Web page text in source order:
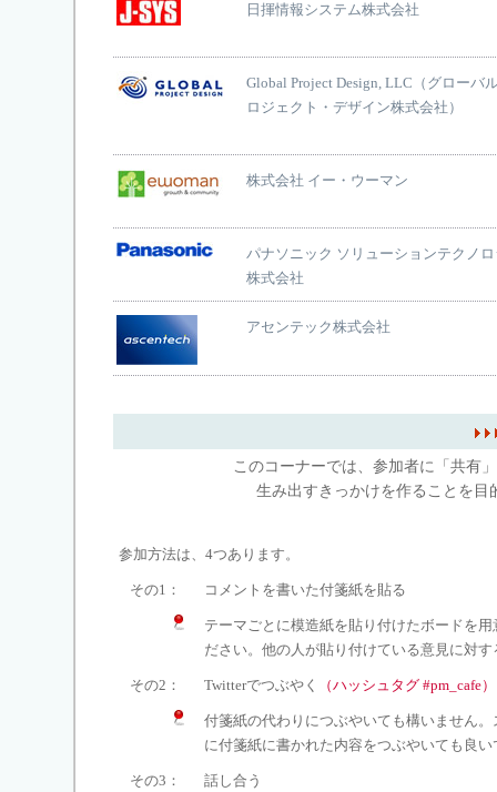
日揮情報システム株式会社
Global Project Design, LLC（グローバ
ロジェクト・デザイン株式会社）
株式会社 イー・ウーマン
パナソニック ソリューションテクノ
株式会社
アセンテック株式会社
このコーナーでは、参加者に「共有
生み出すきっかけを作ることを
参加方法は、4つあります。
その1： コメントを書いた付箋紙を貼る
テーマごとに模造紙を貼り付けたボードを
ださい。他の人が貼り付けている意見に対
その2： Twitterでつぶやく （ハッシュタグ #pm_cafe）
付箋紙の代わりにつぶやいても構いません
に付箋紙に書かれた内容をつぶやいても良い
その3： 話し合う